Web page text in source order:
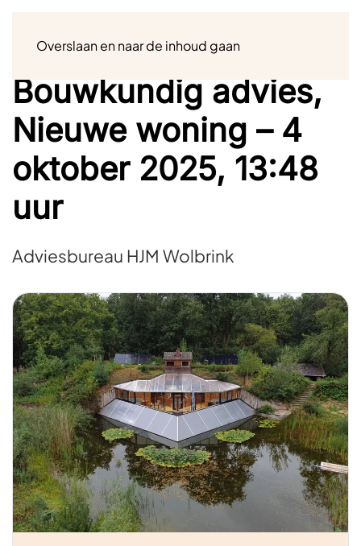
Overslaan en naar de inhoud gaan
Bouwkundig advies,
Nieuwe woning – 4
oktober 2025, 13:48
uur
Adviesbureau HJM Wolbrink